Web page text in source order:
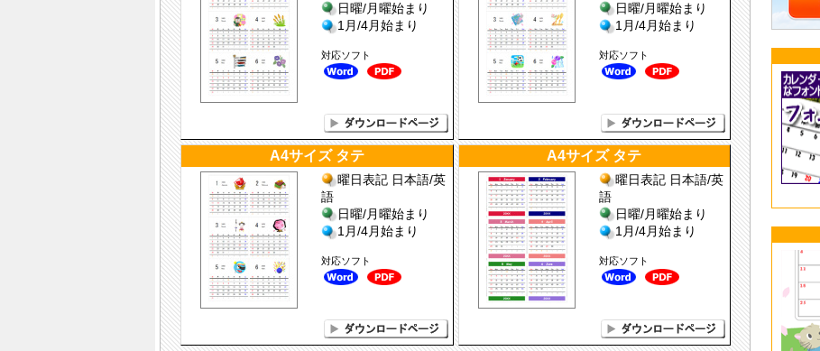
日曜/月曜始まり
1月/4月始まり
対応ソフト
日曜/月曜始まり
1月/4月始まり
対応ソフト
A4サイズ タテ
曜日表記 日本語/英
語
日曜/月曜始まり
1月/4月始まり
対応ソフト
A4サイズ タテ
曜日表記 日本語/英
語
日曜/月曜始まり
1月/4月始まり
対応ソフト